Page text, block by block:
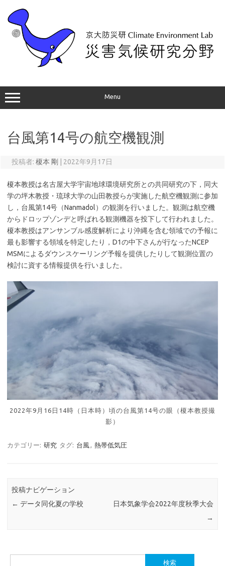
Menu
台風第14号の航空機観測
投稿者: 榎本 剛 2022年9月17日
榎本教授は名古屋大学宇宙地球環境研究所との共同研究の下，同大
学の坪木教授・琉球大学の山田教授らが実施した航空機観測に参加
し，台風第14号（Nanmadol）の観測を行いました。観測は航空機
からドロップゾンデと呼ばれる観測機器を投下して行われました。
榎本教授はアンサンブル感度解析により沖縄を含む領域での予報に
最も影響する領域を特定したり，D1の中下さんが行なったNCEP
MSMによるダウンスケーリング予報を提供したりして観測位置の
検討に資する情報提供を行いました。
2022年9月16日14時（日本時）頃の台風第14号の眼（榎本教授撮
影）
カテゴリー: 研究 タグ: 台風, 熱帯低気圧
投稿ナビゲーション
← データ同化夏の学校
日本気象学会2022年度秋季大会
→